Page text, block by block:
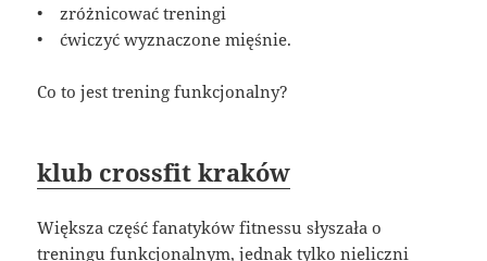
• zróżnicować treningi
• ćwiczyć wyznaczone mięśnie.
Co to jest trening funkcjonalny?
klub crossfit kraków
Większa część fanatyków fitnessu słyszała o
treningu funkcjonalnym, jednak tylko nieliczni